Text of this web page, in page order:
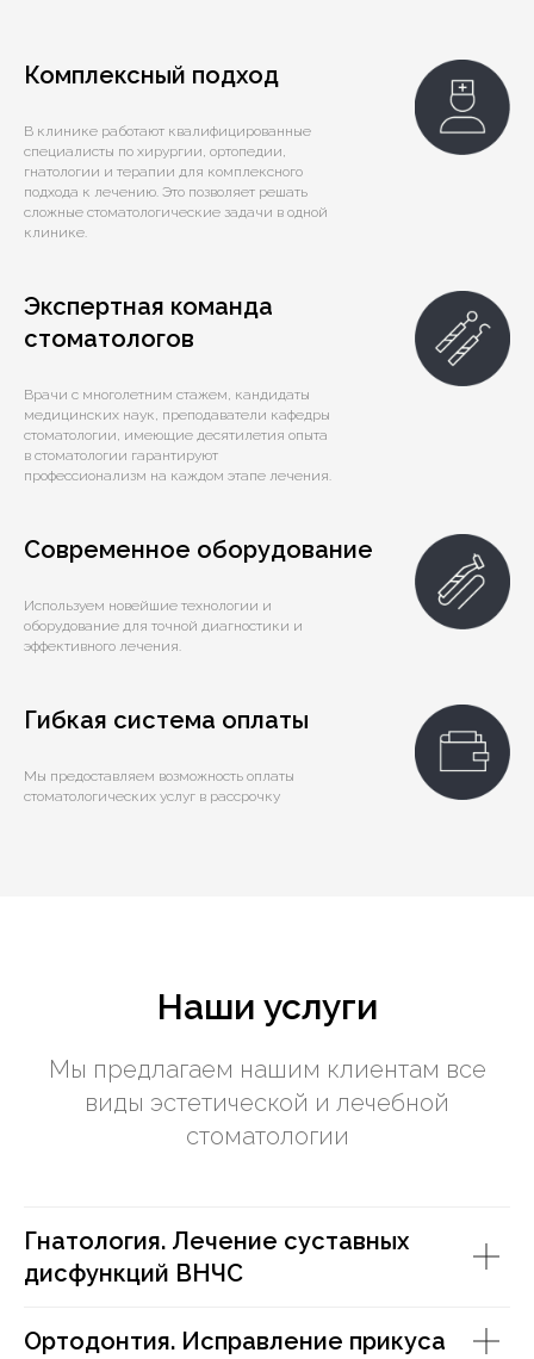
Комплексный подход
В клинике работают квалифицированные
специалисты по хирургии, ортопедии,
гнатологии и терапии для комплексного
подхода к лечению. Это позволяет решать
сложные стоматологические задачи в одной
клинике.
Экспертная команда
стоматологов
Врачи с многолетним стажем, кандидаты
медицинских наук, преподаватели кафедры
стоматологии, имеющие десятилетия опыта
в стоматологии гарантируют
профессионализм на каждом этапе лечения.
Современное оборудование
Используем новейшие технологии и
оборудование для точной диагностики и
эффективного лечения.
Гибкая система оплаты
Мы предоставляем возможность оплаты
стоматологических услуг в рассрочку
Наши услуги
Мы предлагаем нашим клиентам все
виды эстетической и лечебной
стоматологии
Гнатология. Лечение суставных
дисфункций ВНЧС
Ортодонтия. Исправление прикуса